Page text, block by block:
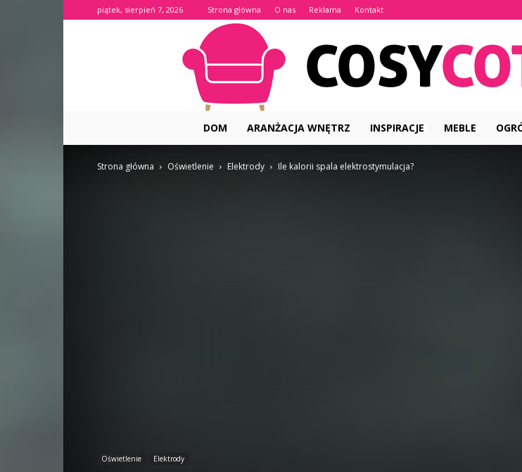
piątek, sierpień 7, 2026 Strona główna O nas Reklama Kontakt
DOM ARANŻACJA WNĘTRZ INSPIRACJE MEBLE
Strona główna Oświetlenie Elektrody Ile kalorii spala elektrostymulacja?
Oświetlenie Elektrody